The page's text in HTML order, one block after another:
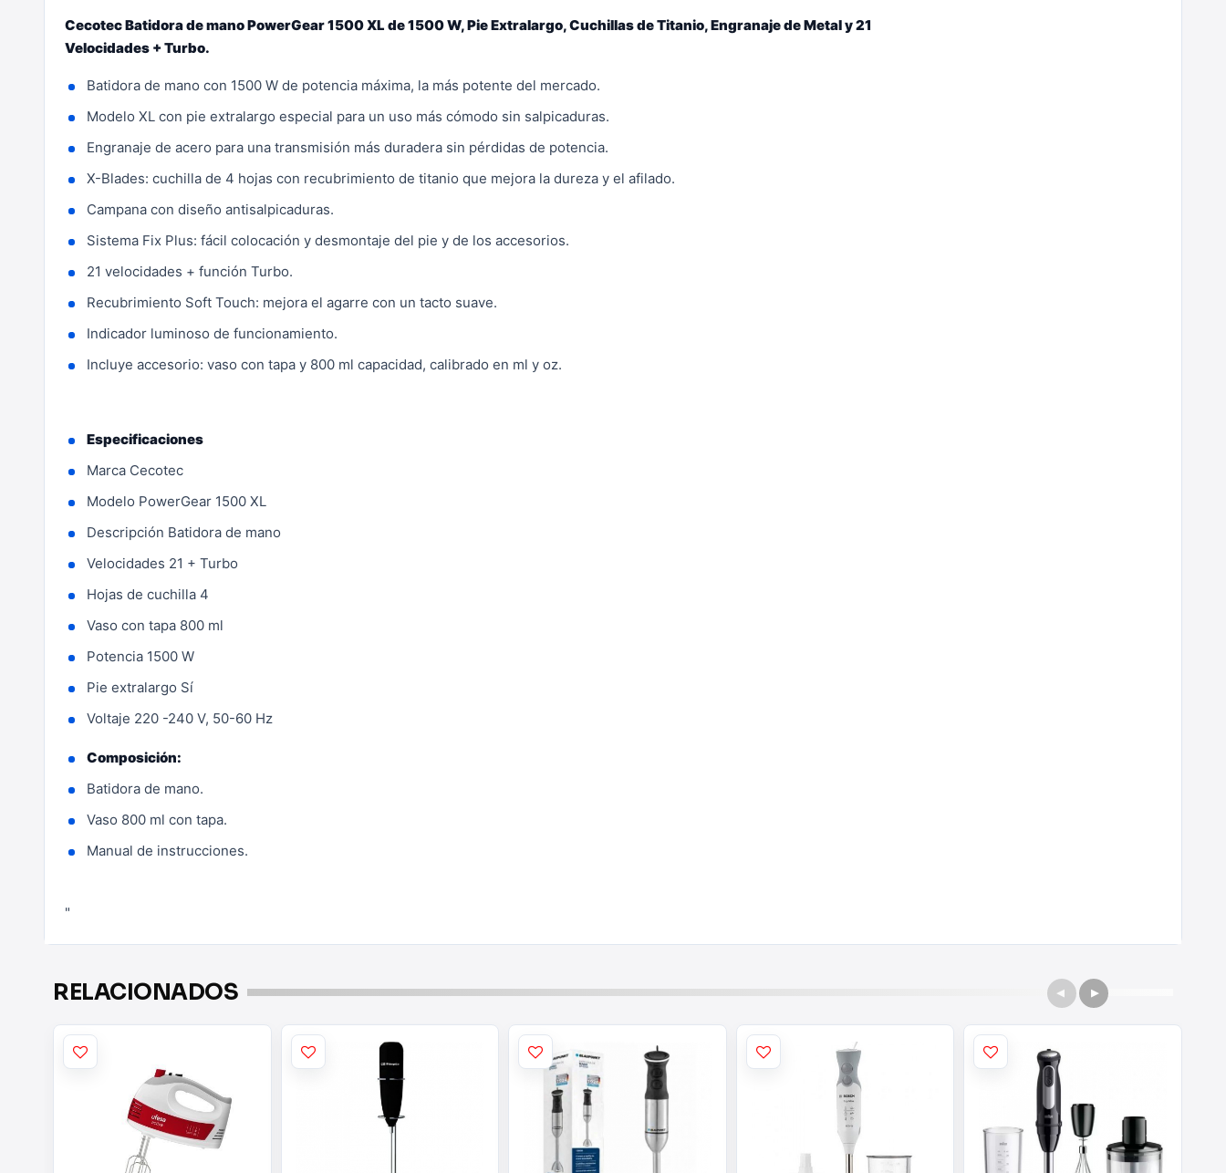
Cecotec Batidora de mano PowerGear 1500 XL de 1500 W, Pie Extralargo, Cuchillas de Titanio, Engranaje de Metal y 21
Velocidades + Turbo.
Batidora de mano con 1500 W de potencia máxima, la más potente del mercado.
Modelo XL con pie extralargo especial para un uso más cómodo sin salpicaduras.
Engranaje de acero para una transmisión más duradera sin pérdidas de potencia.
X-Blades: cuchilla de 4 hojas con recubrimiento de titanio que mejora la dureza y el afilado.
Campana con diseño antisalpicaduras.
Sistema Fix Plus: fácil colocación y desmontaje del pie y de los accesorios.
21 velocidades + función Turbo.
Recubrimiento Soft Touch: mejora el agarre con un tacto suave.
Indicador luminoso de funcionamiento.
Incluye accesorio: vaso con tapa y 800 ml capacidad, calibrado en ml y oz.
Especificaciones
Marca Cecotec
Modelo PowerGear 1500 XL
Descripción Batidora de mano
Velocidades 21 + Turbo
Hojas de cuchilla 4
Vaso con tapa 800 ml
Potencia 1500 W
Pie extralargo Sí
Voltaje 220 -240 V, 50-60 Hz
Composición:
Batidora de mano.
Vaso 800 ml con tapa.
Manual de instrucciones.
"
RELACIONADOS